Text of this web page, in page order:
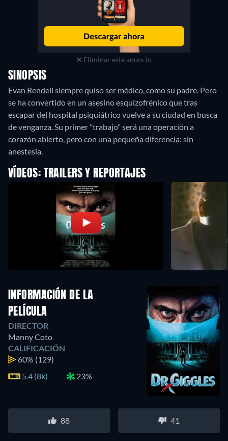
Eliminar este anuncio
SINOPSIS
Evan Rendell siempre quiso ser médico, como su padre. Pero
se ha convertido en un asesino esquizofrénico que tras
escapar del hospital psiquiátrico vuelve a su ciudad en busca
de venganza. Su primer "trabajo" será una operación a
corazón abierto, pero con una pequeña diferencia: sin
anestesia.
VÍDEOS: TRAILERS Y REPORTAJES
INFORMACIÓN DE LA
PELÍCULA
DIRECTOR
Manny Coto
CALIFICACIÓN
60% (129)
5.4 (8k)
23%
88 41